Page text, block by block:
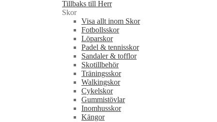
Tillbaks till Herr
Skor
Visa allt inom Skor
Fotbollsskor
Löparskor
Padel & tennisskor
Sandaler & tofflor
Skotillbehör
Träningsskor
Walkingskor
Cykelskor
Gummistövlar
Inomhusskor
Kängor